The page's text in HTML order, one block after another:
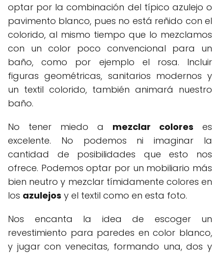
optar por la combinación del típico azulejo o
pavimento blanco, pues no está reñido con el
colorido, al mismo tiempo que lo mezclamos
con un color poco convencional para un
baño, como por ejemplo el rosa. Incluir
figuras geométricas, sanitarios modernos y
un textil colorido, también animará nuestro
baño.
No tener miedo a mezclar colores es
excelente. No podemos ni imaginar la
cantidad de posibilidades que esto nos
ofrece. Podemos optar por un mobiliario más
bien neutro y mezclar tímidamente colores en
los azulejos y el textil como en esta foto.
Nos encanta la idea de escoger un
revestimiento para paredes en color blanco,
y jugar con venecitas, formando una, dos y